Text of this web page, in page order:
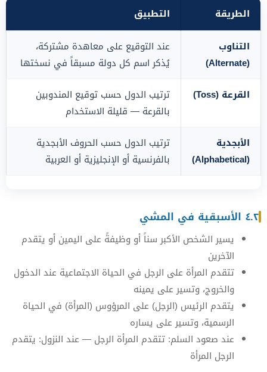
الطريقة
التطبيق
التناوب
(Alternate)
عند التوقيع على معاهدة مشتركة،
يُذكر اسم كل دولة مسبقاً في نسختها
القرعة (Toss)
ترتيب الدول حسب توقيع المندوبين
بالقرعة — قليلة الاستخدام
الأبجدية
(Alphabetical)
ترتيب الدول حسب الحروف الأبجدية
بالفرنسية أو الإنجليزية أو العربية
٤.٢ الأسبقية في المشي
يسير الشخص الأكبر سناً أو وظيفةً على اليمين أو يتقدم
الآخرين
تتقدم المرأة على الرجل في الحياة الاجتماعية عند الدخول
والخروج، وتسير على يمينه
يتقدم الرئيس (الرجل) على المرؤوس (المرأة) في الحياة
الرسمية، وتسير على يساره
عند صعود السلم: تتقدم المرأة الرجل — عند النزول: يتقدم
الرجل المرأة